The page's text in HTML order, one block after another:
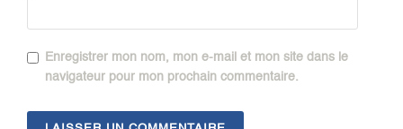
Enregistrer mon nom, mon e-mail et mon site dans le
navigateur pour mon prochain commentaire.